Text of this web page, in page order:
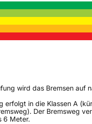
wird das Bremsen auf
erfolgt in die Klassen A
Der Bremsweg
6 Meter.